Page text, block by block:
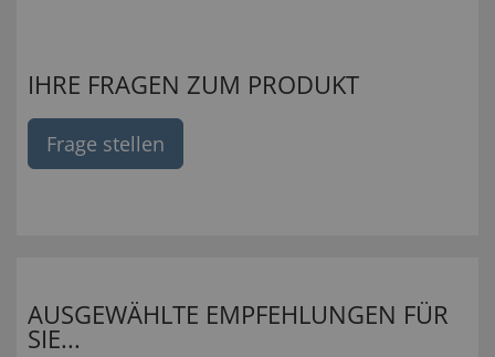
IHRE FRAGEN ZUM PRODUKT
Frage stellen
AUSGEWÄHLTE EMPFEHLUNGEN FÜR
SIE...